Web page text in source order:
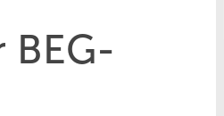
BEG-